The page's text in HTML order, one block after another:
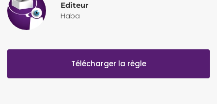
Editeur
Haba
Télécharger la règle